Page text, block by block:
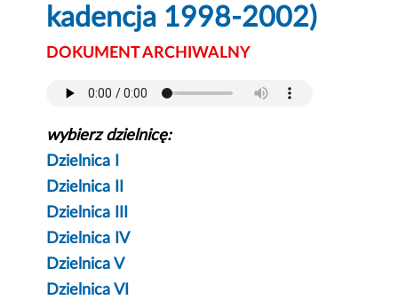
kadencja 1998-2002)
DOKUMENT ARCHIWALNY
wybierz dzielnicę:
Dzielnica I
Dzielnica II
Dzielnica III
Dzielnica IV
Dzielnica V
Dzielnica VI